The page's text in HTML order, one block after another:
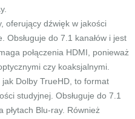
oferujący dźwięk w jakości
Obsługuje do 7.1 kanałów i jest
połączenia HDMI, ponieważ
czy koaksjalnymi.
jak Dolby TrueHD, to format
studyjnej. Obsługuje do 7.1
płytach Blu-ray. Również